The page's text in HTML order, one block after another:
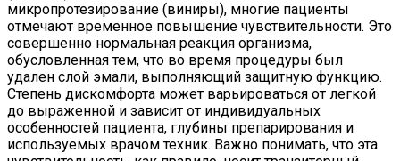
микропротезирование (виниры), многие пациенты
отмечают временное повышение чувствительности. Это
совершенно нормальная реакция организма,
обусловленная тем, что во время процедуры был
удален слой эмали, выполняющий защитную функцию.
Степень дискомфорта может варьироваться от легкой
до выраженной и зависит от индивидуальных
особенностей пациента, глубины препарирования и
используемых врачом техник. Важно понимать, что эта